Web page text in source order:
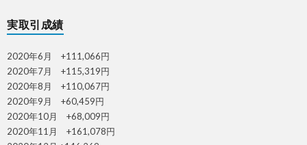
実取引成績
2020年6月 +111,066円
2020年7月 +115,319円
2020年8月 +110,067円
2020年9月 +60,459円
2020年10月 +68,009円
2020年11月 +161,078円